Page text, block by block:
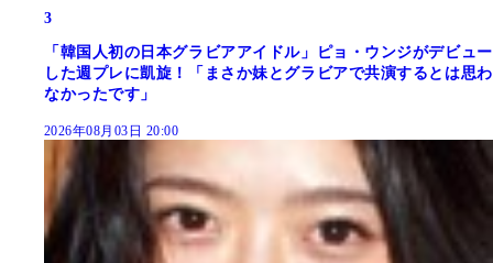
3
「韓国人初の日本グラビアアイドル」ピョ・ウンジがデビュー
した週プレに凱旋！「まさか妹とグラビアで共演するとは思わ
なかったです」
2026年08月03日 20:00